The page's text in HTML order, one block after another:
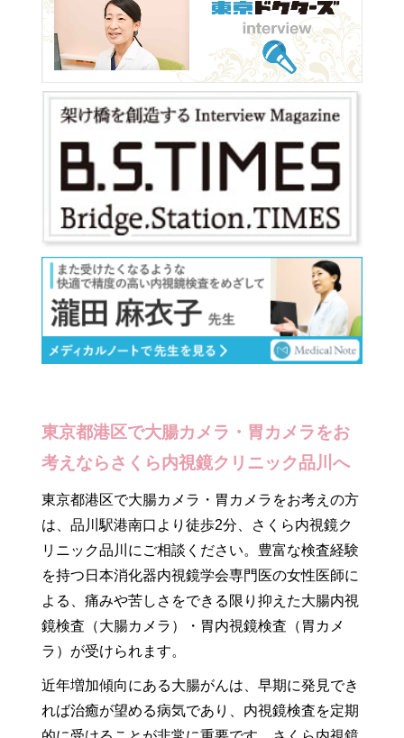
東京都港区で大腸カメラ・胃カメラをお
考えならさくら内視鏡クリニック品川へ
東京都港区で大腸カメラ・胃カメラをお考えの方
は、品川駅港南口より徒歩2分、さくら内視鏡ク
リニック品川にご相談ください。豊富な検査経験
を持つ日本消化器内視鏡学会専門医の女性医師に
よる、痛みや苦しさをできる限り抑えた大腸内視
鏡検査（大腸カメラ）・胃内視鏡検査（胃カメ
ラ）が受けられます。
近年増加傾向にある大腸がんは、早期に発見でき
れば治癒が望める病気であり、内視鏡検査を定期